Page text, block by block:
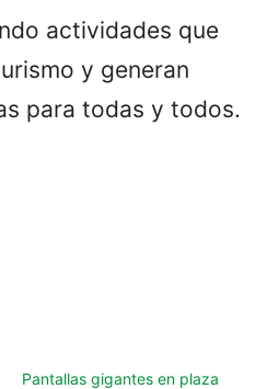
actividades que
y generan
para todas y todos.
Pantallas gigantes en plaza